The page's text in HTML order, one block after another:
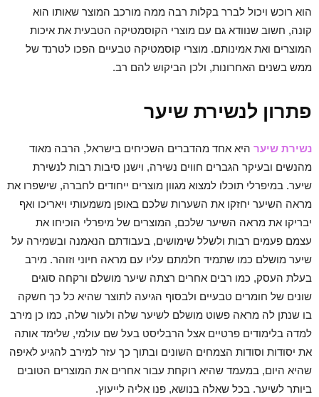
הוא רוכש ויכול לברר בקלות רבה ממה מורכב המוצר שאותו הוא
קונה, חשוב שנוודא גם עם מוצרי הקוסמטיקה הטבעית את איכות
המוצרים ואת אמינותם. מוצרי קוסמטיקה טבעיים הפכו לטרנד של
ממש בשנים האחרונות, ולכן הביקוש להם רב.
פתרון לנשירת שיער
נשירת שיער היא אחד מהדברים השכיחים בישראל, הרבה מאוד
מהנשים ובעיקר הגברים חווים נשירה, וישנן סיבות רבות לנשירת
שיער. במיפרלי תוכלו למצוא מגוון מוצרים ייחודים לחברה, שישפרו את
מראה השיער יחזקו את השערות שלכם באופן משמעותי ויאריכו ואף
יבריקו את מראה השיער שלכם, המוצרים של מיפרלי הוכיחו את
עצמם פעמים רבות ולשלל שימושים, בעבודתם הנאמנה ובשמירה על
שיער מושלם כמו שתמיד חלמתם עליו עם מראה חיוני וזוהר. מירב
בעלת העסק, כמו רבים אחרים רצתה שיער מושלם ורקחה סוגים
שונים של חומרים טבעיים ולבסוף הגיעה לתוצר שהיא כל כך חשקה
בו שנתן לה מראה פשוט מושלם לשיער שלה ולעור שלה, כמו כן מירב
למדה בלימודים פרטיים אצל הרבליסט בעל שם עולמי, שלימד אותה
את יסודות וסודות הצמחים השונים ובתוך כך עזר למירב להגיע לאיפה
שהיא היום, במעמד שהיא רוקחת עבור אחרים את המוצרים הטובים
ביותר לשיער. בכל שאלה בנושא, פנו אליה לייעוץ.